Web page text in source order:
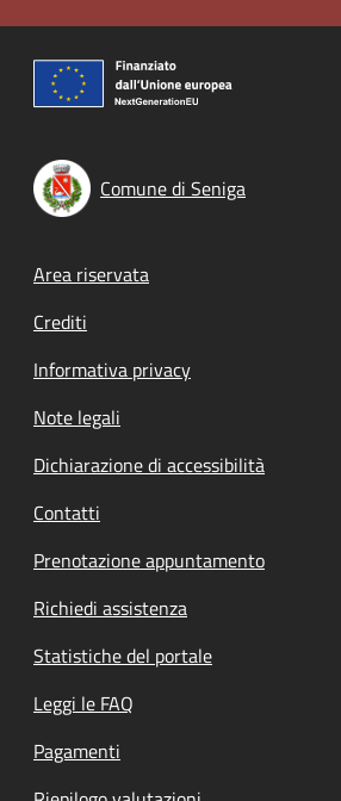
Comune di Seniga
Footer menu
Area riservata
Crediti
Informativa privacy
Note legali
Dichiarazione di accessibilità
Contatti
Prenotazione appuntamento
Richiedi assistenza
Statistiche del portale
Leggi le FAQ
Pagamenti